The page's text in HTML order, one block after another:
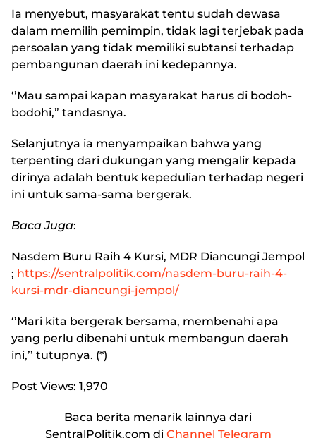
Ia menyebut, masyarakat tentu sudah dewasa
dalam memilih pemimpin, tidak lagi terjebak pada
persoalan yang tidak memiliki subtansi terhadap
pembangunan daerah ini kedepannya.
‘’Mau sampai kapan masyarakat harus di bodoh-
bodohi,” tandasnya.
Selanjutnya ia menyampaikan bahwa yang
terpenting dari dukungan yang mengalir kepada
dirinya adalah bentuk kepedulian terhadap negeri
ini untuk sama-sama bergerak.
Baca Juga:
Nasdem Buru Raih 4 Kursi, MDR Diancungi Jempol
; https://sentralpolitik.com/nasdem-buru-raih-4-
kursi-mdr-diancungi-jempol/
‘’Mari kita bergerak bersama, membenahi apa
yang perlu dibenahi untuk membangun daerah
ini,’’ tutupnya. (*)
Post Views: 1,970
Baca berita menarik lainnya dari
SentralPolitik.com di Channel Telegram